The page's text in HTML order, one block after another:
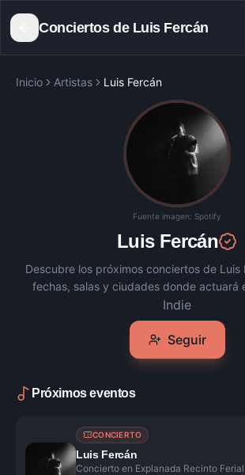
Conciertos de Luis Fercán
Inicio Artistas Luis Fercán
Fuente imagen: Spotify
Luis Fercán
Descubre los próximos conciertos de Luis
fechas, salas y ciudades donde actuará
Indie
Seguir
Próximos eventos
CONCIERTO
Luis Fercán
Concierto en Explanada Recinto Ferial